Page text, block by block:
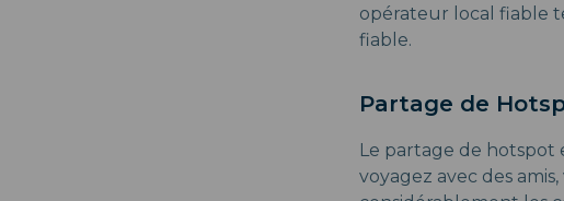
opérateur local fiable
fiable.
Partage de
Le partage de hotspot
voyagez avec des